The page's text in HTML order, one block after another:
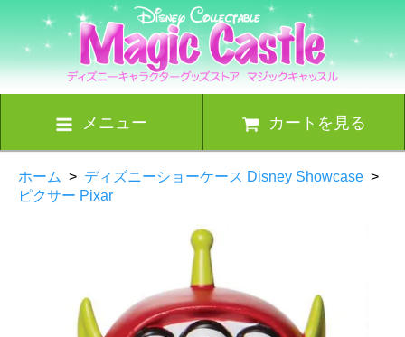
メニュー カートを見る
ホーム > ディズニーショーケース Disney Showcase >
ピクサー Pixar